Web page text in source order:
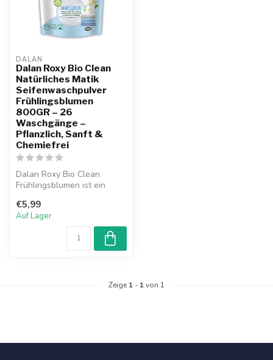
DALAN
Dalan Roxy Bio Clean
Natürliches Matik
Seifenwaschpulver
Frühlingsblumen
800GR – 26
Waschgänge –
Pflanzlich, Sanft &
Chemiefrei
Dalan Roxy Bio Clean
Frühlingsblumen ist ein
Seifenwaschpulver auf O...
€5,99
Auf Lager
Zeige 1 - 1von 1